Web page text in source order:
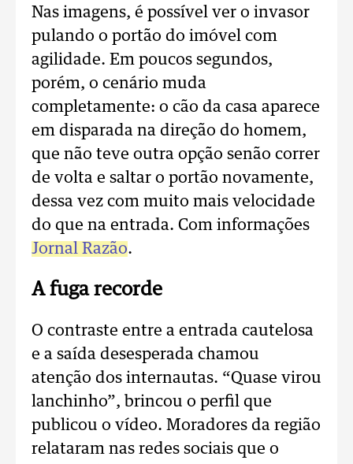
Nas imagens, é possível ver o invasor
pulando o portão do imóvel com
agilidade. Em poucos segundos,
porém, o cenário muda
completamente: o cão da casa aparece
em disparada na direção do homem,
que não teve outra opção senão correr
de volta e saltar o portão novamente,
dessa vez com muito mais velocidade
do que na entrada. Com informações
Jornal Razão.
A fuga recorde
O contraste entre a entrada cautelosa
e a saída desesperada chamou
atenção dos internautas. “Quase virou
lanchinho”, brincou o perfil que
publicou o vídeo. Moradores da região
relataram nas redes sociais que o